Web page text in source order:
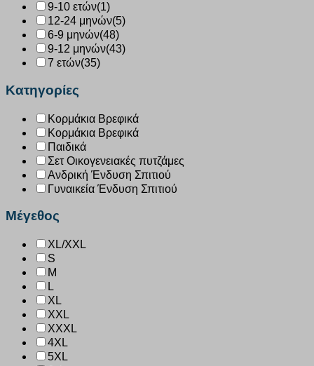
9-10 ετών(1)
12-24 μηνών(5)
6-9 μηνών(48)
9-12 μηνών(43)
7 ετών(35)
Κατηγορίες
Κορμάκια Βρεφικά
Κορμάκια Βρεφικά
Παιδικά
Σετ Οικογενειακές πυτζάμες
Ανδρική Ένδυση Σπιτιού
Γυναικεία Ένδυση Σπιτιού
Μέγεθος
XL/XXL
S
M
L
XL
XXL
XXXL
4XL
5XL